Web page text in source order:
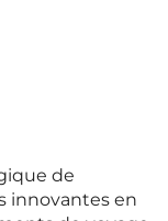
de
innovantes en